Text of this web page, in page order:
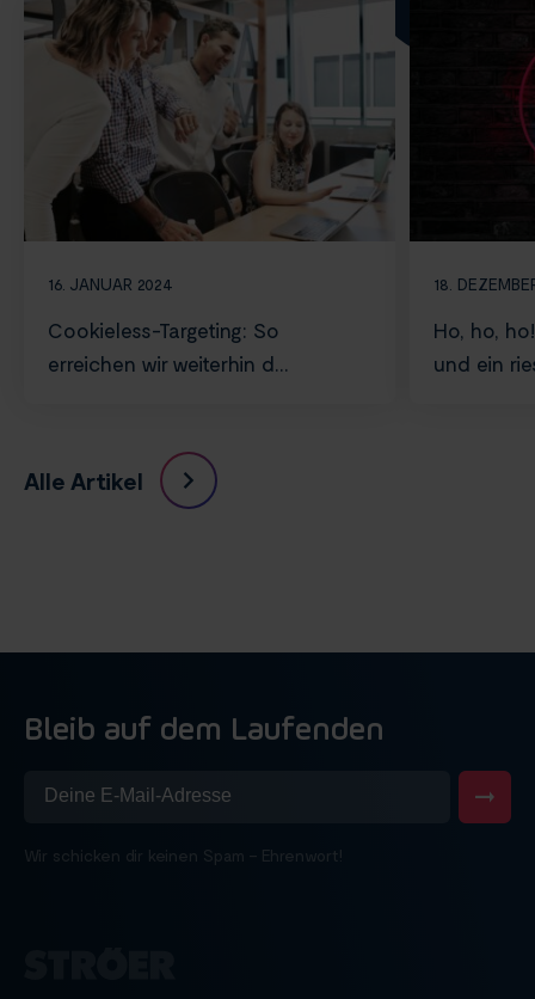
16. JANUAR 2024
Cookieless-Targeting: So
erreichen wir weiterhin d...
18.
Ho, ho,
und ein
Alle Artikel
Bleib auf dem Laufenden
Wir schicken dir keinen Spam – Ehrenwort!